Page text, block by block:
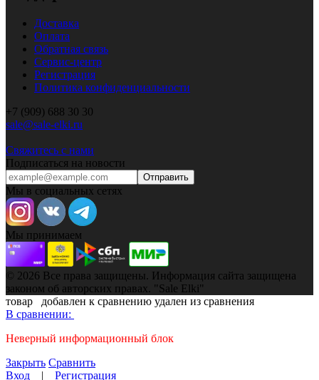
Доставка
Оплата
Обратная связь
Сервис-центр
Регистрация
Политика конфиденциальности
+7 (909) 688 30 30
sale@sale-elki.ru
Свяжитесь с нами
Подписаться на новости
Отправить
Мы в социальных сетях
Мы принимаем
© 2026 Все права защищены. Информация сайта защищена
законом об авторских правах. "Sale Elki"
товар
добавлен к сравнению удален из сравнения
В сравнении:
Неверный информационный блок
Закрыть Сравнить
Вход | Регистрация